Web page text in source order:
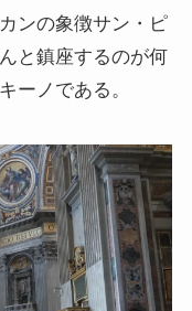
ンの象徴サン・ピ
と鎮座するのが何
ーノである。